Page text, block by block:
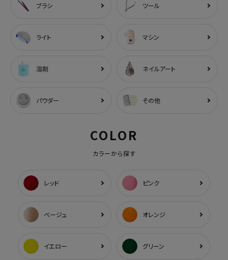
ブラシ ツール
ライト マシン
溶剤 ネイルアート
パウダー その他
COLOR
カラーから探す
レッド ピンク
ベージュ オレンジ
イエロー グリーン